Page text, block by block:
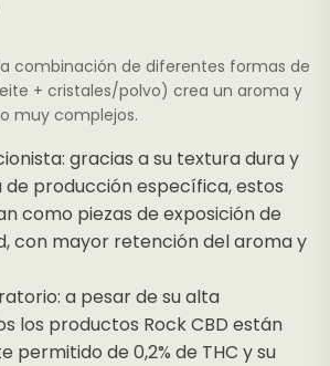
combinación de diferentes formas de
+ cristales/polvo) crea un aroma y
muy complejos.
gracias a su textura dura y
producción específica, estos
como piezas de exposición de
con mayor retención del aroma y
a pesar de su alta
los productos Rock CBD están
permitido de 0,2% de THC y su